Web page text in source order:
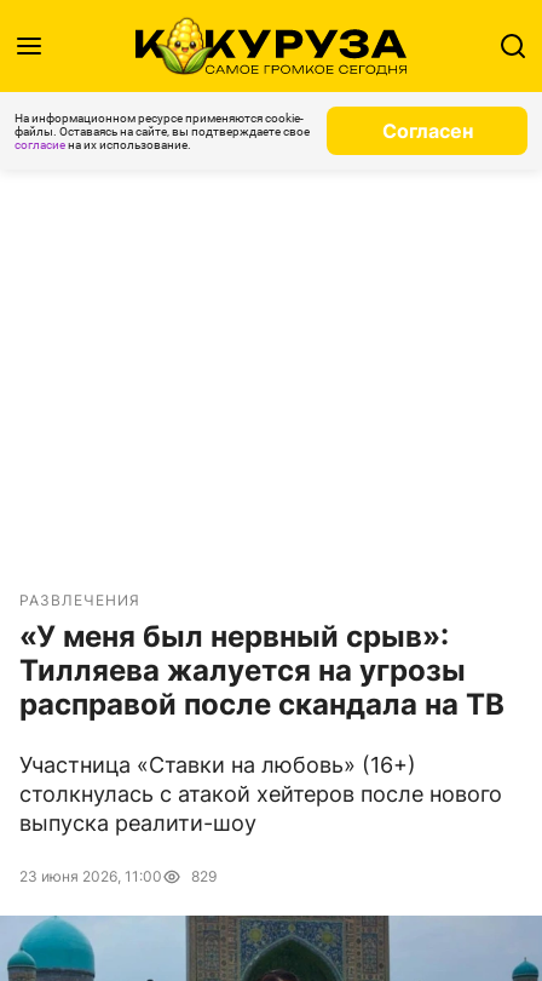
На информационном ресурсе применяются cookie-
файлы. Оставаясь на сайте, вы подтверждаете свое
согласиена их использование.
Согласен
РАЗВЛЕЧЕНИЯ
«У меня был нервный срыв»:
Тилляева жалуется на угрозы
расправой после скандала на ТВ
Участница «Ставки на любовь» (16+)
столкнулась с атакой хейтеров после нового
выпуска реалити-шоу
23 июня 2026, 11:00 829